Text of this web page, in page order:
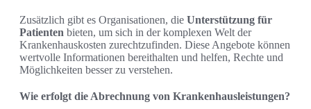
Zusätzlich gibt es Organisationen, die Unterstützung für
Patienten bieten, um sich in der komplexen Welt der
Krankenhauskosten zurechtzufinden. Diese Angebote können
wertvolle Informationen bereithalten und helfen, Rechte und
Möglichkeiten besser zu verstehen.
Wie erfolgt die Abrechnung von Krankenhausleistungen?